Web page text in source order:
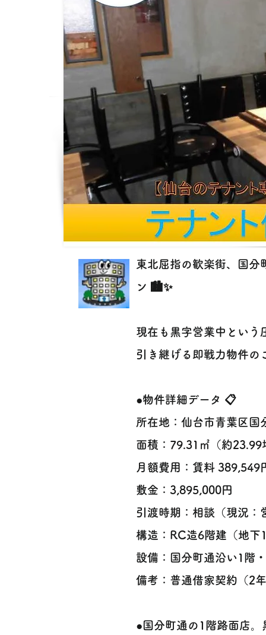
東北屈指の歓楽街、国分
ン 🏙️✨
現在も黒字営業中という
引き継げる即戦力物件の
●物件詳細データ 📋
所在地：仙台市青葉区国
面積：79.31㎡（約23.99
月額費用：賃料 389,549
敷金：3,895,000円
引渡時期：相談（現況：
構造：RC造6階建（地
設備：国分町通沿い1階
備考：普通借家契約（2
●国分町通の1階路面店